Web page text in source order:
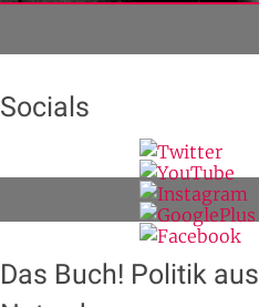
Socials
Das Buch! Politik aus